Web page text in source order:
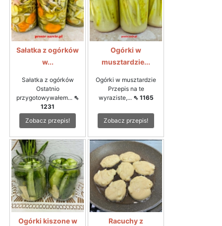
Sałatka z ogórków
w...
Sałatka z ogórków
Ostatnio
przygotowywałem... ⇖
1231
Zobacz przepis!
Ogórki w
musztardzie...
Ogórki w musztardzie
Przepis na te
wyraziste,... ⇖ 1165
Zobacz przepis!
Ogórki kiszone w
Racuchy z